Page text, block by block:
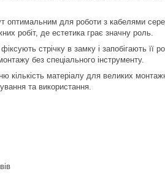
для роботи з кабелями
робіт, де естетика грає значну роль.
стрічку в замку і запобігають
без спеціального інструменту.
матеріалу для великих
та використання.